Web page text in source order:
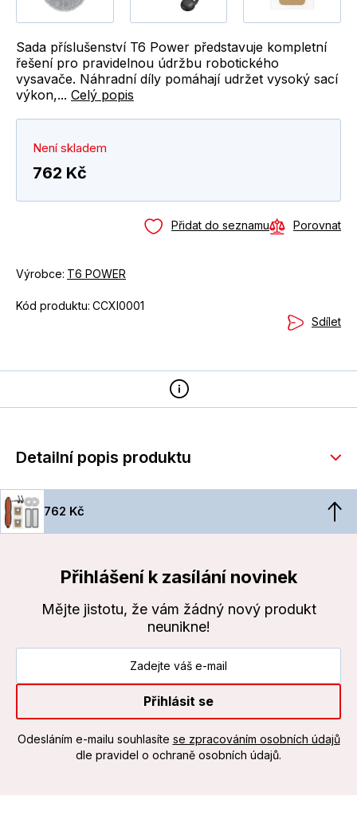
Sada příslušenství T6 Power představuje kompletní
řešení pro pravidelnou údržbu robotického
vysavače. Náhradní díly pomáhají udržet vysoký sací
výkon,... Celý popis
Není skladem
762 Kč
Přidat do seznamu Porovnat
Výrobce: T6 POWER
Kód produktu: CCXI0001
Sdílet
Detailní popis produktu
762 Kč
Přihlášení k zasílání novinek
Mějte jistotu, že vám žádný nový produkt
neunikne!
Přihlásit se
Odesláním e-mailu souhlasíte se zpracováním osobních údajů
dle pravidel o ochraně osobních údajů.